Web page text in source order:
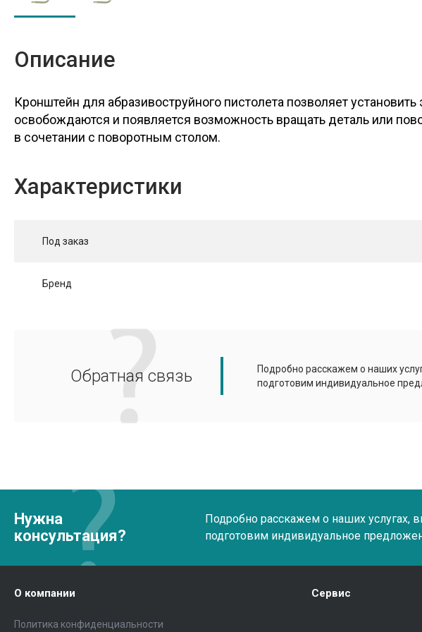
Описание
Кронштейн для абразивоструйного пистолета позволяет
освобождаются и появляется возможность вращать деталь или
в сочетании с поворотным столом.
Характеристики
Под заказ
Бренд
Обратная связь
Подробно расскажем о наших
подготовим индивидуальное
Нужна
консультация?
Подробно расскажем о наших услугах,
подготовим индивидуальное
О компании
Политика конфиденциальности
Сервис